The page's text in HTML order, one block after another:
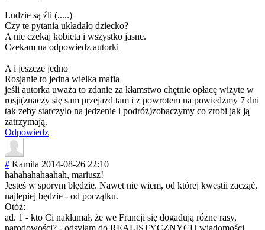
Ludzie są źli (.....)
Czy te pytania układało dziecko?
A nie czekaj kobieta i wszystko jasne.
Czekam na odpowiedz autorki
A i jeszcze jedno
Rosjanie to jedna wielka mafia
jeśli autorka uważa to zdanie za kłamstwo chętnie opłacę wizyte w
rosji(znaczy się sam przejazd tam i z powrotem na powiedzmy 7 dni
tak zeby starczylo na jedzenie i podróż)zobaczymy co zrobi jak ją
zatrzymają.
Odpowiedz
# Kamila 2014-08-26 22:10
hahahahahaahah, mariusz!
Jesteś w sporym błędzie. Nawet nie wiem, od której kwestii zacząć,
najlepiej będzie - od początku.
Otóż:
ad. 1 - kto Ci nakłamał, że we Francji się dogadują różne rasy,